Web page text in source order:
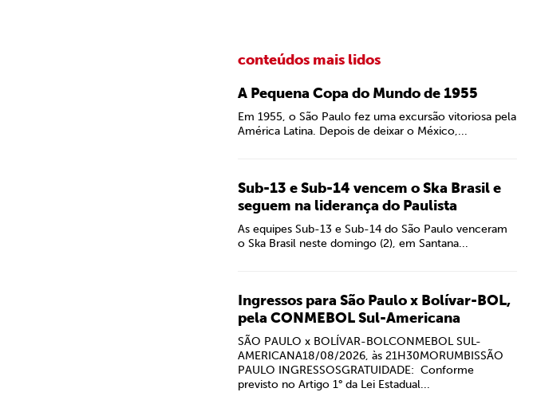
conteúdos mais lidos
A Pequena Copa do Mundo de 1955
Em 1955, o São Paulo fez uma excursão vitoriosa pela
América Latina. Depois de deixar o México,...
Sub-13 e Sub-14 vencem o Ska Brasil e
seguem na liderança do Paulista
As equipes Sub-13 e Sub-14 do São Paulo venceram
o Ska Brasil neste domingo (2), em Santana...
Ingressos para São Paulo x Bolívar-BOL,
pela CONMEBOL Sul-Americana
SÃO PAULO x BOLÍVAR-BOLCONMEBOL SUL-
AMERICANA18/08/2026, às 21H30MORUMBISSÃO
PAULO INGRESSOSGRATUIDADE: Conforme
previsto no Artigo 1° da Lei Estadual...